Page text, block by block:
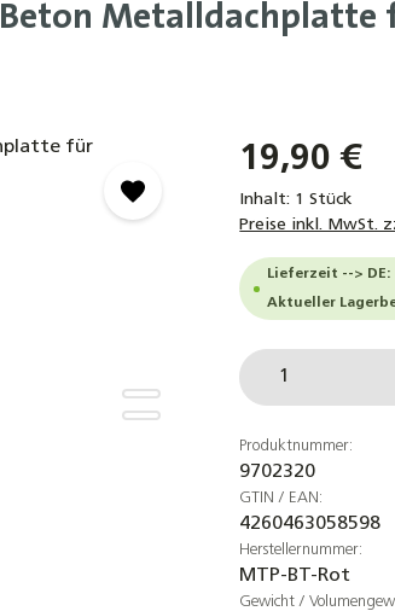
Metalldachplatte
19,90 €
Inhalt: 1 Stück
Preise inkl. MwSt.
Lieferzeit --> DE:
Aktueller
Produkt
Produktnummer:
9702320
GTIN / EAN:
4260463058598
Herstellernummer:
MTP-BT-Rot
Gewicht /